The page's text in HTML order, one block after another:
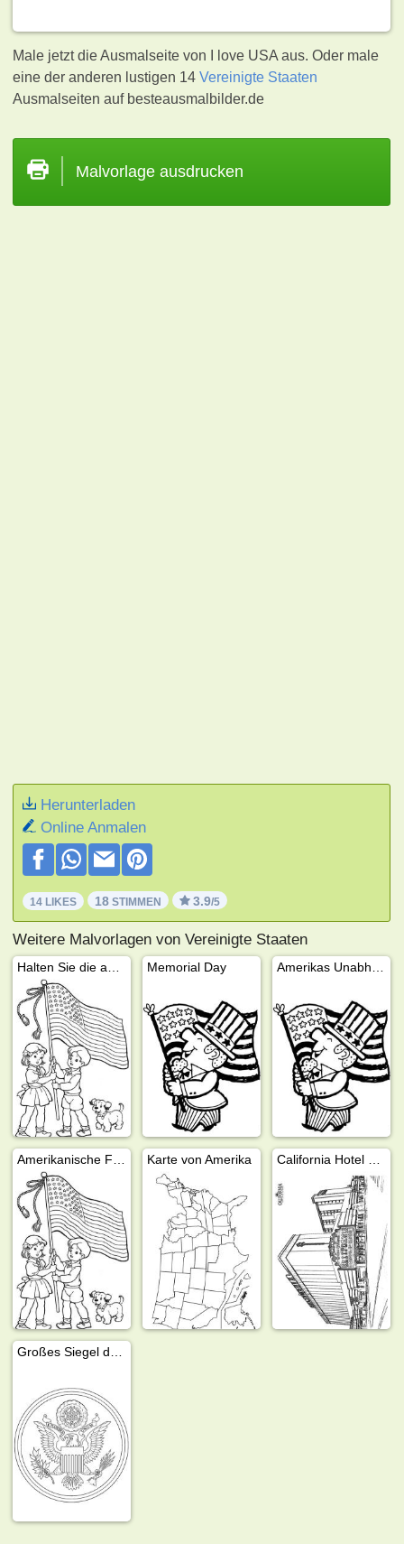
Male jetzt die Ausmalseite von I love USA aus. Oder male
eine der anderen lustigen 14Vereinigte Staaten
Ausmalseiten auf besteausmalbilder.de
Malvorlage ausdrucken
Herunterladen
Online Anmalen
14 LIKES 18 STIMMEN 3.9/5
Weitere Malvorlagen von Vereinigte Staaten
Memorial Day
Karte von Amerika